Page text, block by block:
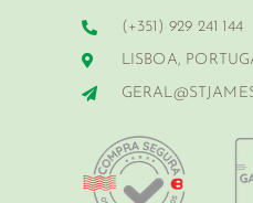
(+351) 929 241 144
LISBOA,